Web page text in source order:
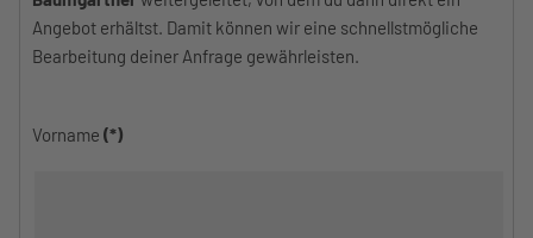
Angebot erhältst. Damit können wir eine schnellstmögliche
Bearbeitung deiner Anfrage gewährleisten.
Vorname (*)